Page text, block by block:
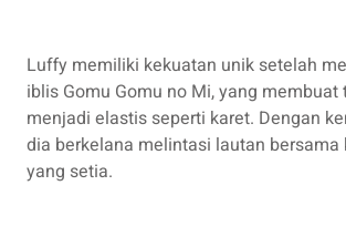
Luffy memiliki kekuatan unik setelah
iblis Gomu Gomu no Mi, yang membuat
menjadi elastis seperti karet. Dengan
dia berkelana melintasi lautan bersama
yang setia.